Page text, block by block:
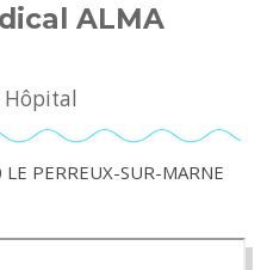
ALMA
Hôpital
PERREUX-SUR-MARNE